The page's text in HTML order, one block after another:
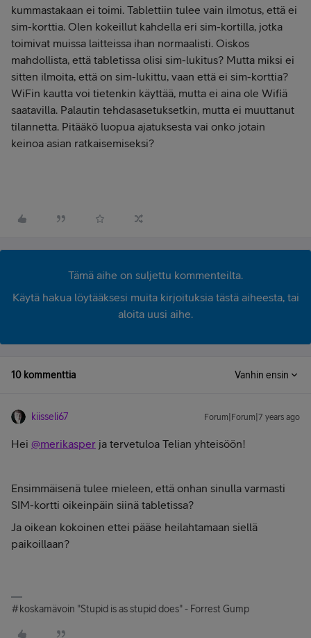
kummastakaan ei toimi. Tablettiin tulee vain ilmotus, että ei
sim-korttia. Olen kokeillut kahdella eri sim-kortilla, jotka
toimivat muissa laitteissa ihan normaalisti. Oiskos
mahdollista, että tabletissa olisi sim-lukitus? Mutta miksi ei
sitten ilmoita, että on sim-lukittu, vaan että ei sim-korttia?
WiFin kautta voi tietenkin käyttää, mutta ei aina ole Wifiä
saatavilla. Palautin tehdasasetuksetkin, mutta ei muuttanut
tilannetta. Pitääkö luopua ajatuksesta vai onko jotain
keinoa asian ratkaisemiseksi?
Tämä aihe on suljettu kommenteilta.
Käytä hakua löytääksesi muita kirjoituksia tästä aiheesta, tai
aloita uusi aihe.
10 kommenttia Vanhin ensin
kiisseli67 Forum|Forum|7 years ago
Hei @merikasper ja tervetuloa Telian yhteisöön!
Ensimmäisenä tulee mieleen, että onhan sinulla varmasti
SIM-kortti oikeinpäin siinä tabletissa?
Ja oikean kokoinen ettei pääse heilahtamaan siellä
paikoillaan?
#koskamävoin "Stupid is as stupid does" - Forrest Gump